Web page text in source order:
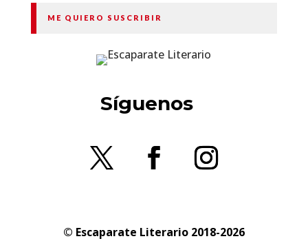
ME QUIERO SUSCRIBIR
Síguenos
© Escaparate Literario 2018-2026